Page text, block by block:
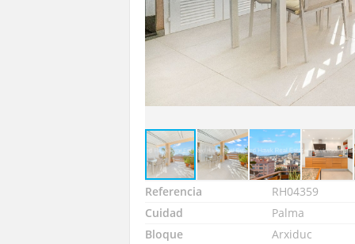
Referencia
RH04359
Cuidad
Palma
Bloque
Arxiduc